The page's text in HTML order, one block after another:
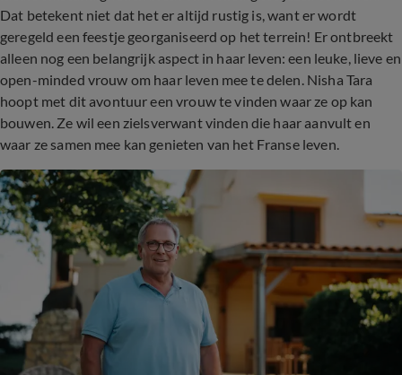
Dat betekent niet dat het er altijd rustig is, want er wordt
geregeld een feestje georganiseerd op het terrein! Er ontbreekt
alleen nog een belangrijk aspect in haar leven: een leuke, lieve en
open-minded vrouw om haar leven mee te delen. Nisha Tara
hoopt met dit avontuur een vrouw te vinden waar ze op kan
bouwen. Ze wil een zielsverwant vinden die haar aanvult en
waar ze samen mee kan genieten van het Franse leven.